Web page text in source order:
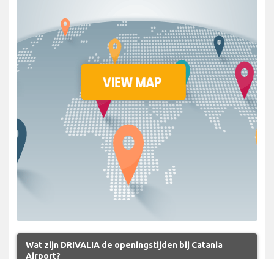
Wat zijn DRIVALIA de openingstijden bij Catania
Airport?